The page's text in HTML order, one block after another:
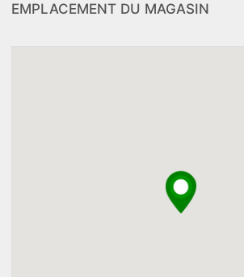
EMPLACEMENT DU MAGASIN